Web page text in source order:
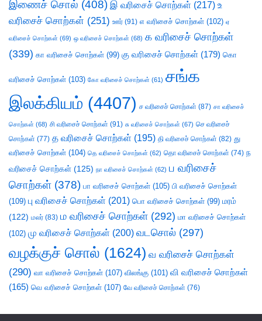
இணைச் சொல் (408) இ வரிசைச் சொற்கள் (217) உ
வரிசைச் சொற்கள் (251) ஊர் (91) எ வரிசைச் சொற்கள் (102) ஏ
வரிசைச் சொற்கள் (69) ஒ வரிசைச் சொற்கள் (68) க வரிசைச் சொற்கள்
(339) கா வரிசைச் சொற்கள் (99) கு வரிசைச் சொற்கள் (179) கொ
வரிசைச் சொற்கள் (103) கோ வரிசைச் சொற்கள் (61) சங்க
இலக்கியம் (4407) ச வரிசைச் சொற்கள் (87) சா வரிசைச்
சொற்கள் (68) சி வரிசைச் சொற்கள் (91) சு வரிசைச் சொற்கள் (67) செ வரிசைச்
சொற்கள் (77) த வரிசைச் சொற்கள் (195) தி வரிசைச் சொற்கள் (82) து
வரிசைச் சொற்கள் (104) தெ வரிசைச் சொற்கள் (62) தொ வரிசைச் சொற்கள் (74) ந
வரிசைச் சொற்கள் (125) நா வரிசைச் சொற்கள் (62) ப வரிசைச்
சொற்கள் (378) பா வரிசைச் சொற்கள் (105) பி வரிசைச் சொற்கள்
(109) பு வரிசைச் சொற்கள் (201) பொ வரிசைச் சொற்கள் (99) மரம்
(122) மலர் (83) ம வரிசைச் சொற்கள் (292) மா வரிசைச் சொற்கள்
(102) மு வரிசைச் சொற்கள் (200) வடசொல் (297)
வழக்குச் சொல் (1624) வ வரிசைச் சொற்கள்
(290) வா வரிசைச் சொற்கள் (107) விலங்கு (101) வி வரிசைச் சொற்கள்
(165) வெ வரிசைச் சொற்கள் (107) வே வரிசைச் சொற்கள் (76)